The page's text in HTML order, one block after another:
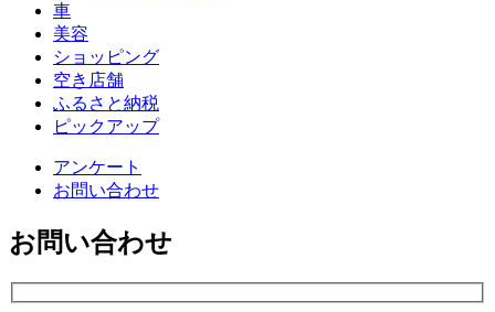
車
美容
ショッピング
空き店舗
ふるさと納税
ピックアップ
アンケート
お問い合わせ
お問い合わせ